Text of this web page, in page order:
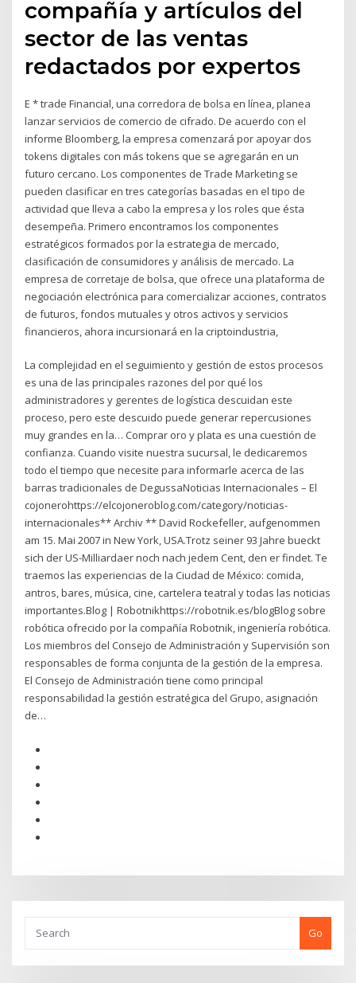
compañía y artículos del
sector de las ventas
redactados por expertos
E * trade Financial, una corredora de bolsa en línea, planea
lanzar servicios de comercio de cifrado. De acuerdo con el
informe Bloomberg, la empresa comenzará por apoyar dos
tokens digitales con más tokens que se agregarán en un
futuro cercano. Los componentes de Trade Marketing se
pueden clasificar en tres categorías basadas en el tipo de
actividad que lleva a cabo la empresa y los roles que ésta
desempeña. Primero encontramos los componentes
estratégicos formados por la estrategia de mercado,
clasificación de consumidores y análisis de mercado. La
empresa de corretaje de bolsa, que ofrece una plataforma de
negociación electrónica para comercializar acciones, contratos
de futuros, fondos mutuales y otros activos y servicios
financieros, ahora incursionará en la criptoindustria,
La complejidad en el seguimiento y gestión de estos procesos
es una de las principales razones del por qué los
administradores y gerentes de logística descuidan este
proceso, pero este descuido puede generar repercusiones
muy grandes en la… Comprar oro y plata es una cuestión de
confianza. Cuando visite nuestra sucursal, le dedicaremos
todo el tiempo que necesite para informarle acerca de las
barras tradicionales de DegussaNoticias Internacionales – El
cojonerohttps://elcojoneroblog.com/category/noticias-
internacionales** Archiv ** David Rockefeller, aufgenommen
am 15. Mai 2007 in New York, USA.Trotz seiner 93 Jahre bueckt
sich der US-Milliardaer noch nach jedem Cent, den er findet. Te
traemos las experiencias de la Ciudad de México: comida,
antros, bares, música, cine, cartelera teatral y todas las noticias
importantes.Blog | Robotnikhttps://robotnik.es/blogBlog sobre
robótica ofrecido por la compañía Robotnik, ingeniería robótica.
Los miembros del Consejo de Administración y Supervisión son
responsables de forma conjunta de la gestión de la empresa.
El Consejo de Administración tiene como principal
responsabilidad la gestión estratégica del Grupo, asignación
de…
Go